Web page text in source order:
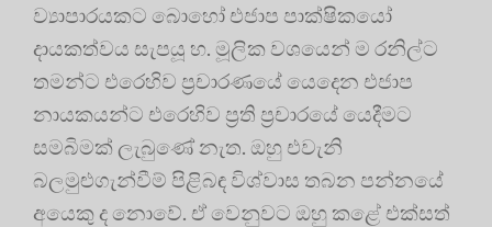
ව්‍යාපාරයකට බොහෝ එජාප පාක්ෂිකයෝ
දායකත්වය සැපයූ හ. මූලික වශයෙන් ම රනිල්ට
තමන්ට එරෙහිව ප්‍රචාරණයේ යෙදෙන එජාප
නායකයන්ට එරෙහිව ප්‍රති ප්‍රචාරයේ යෙදීමට
සමබිමක් ලැබුණේ නැත. ඔහු එවැනි
බලමුළුගැන්වීම් පිළිබඳ විශ්වාස තබන පන්නයේ
අයෙකු ද නොවේ. ඒ වෙනුවට ඔහු කළේ එක්සත්